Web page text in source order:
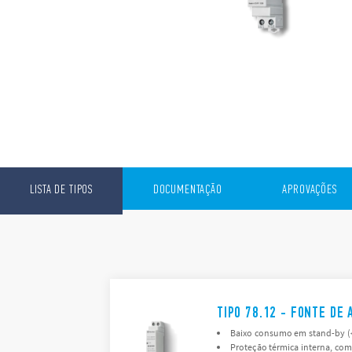
LISTA DE TIPOS DOCUMENTAÇÃO APROVAÇÕES
TIPO 78.12 - FONTE DE
Baixo consumo em stand-by
Proteção térmica interna,